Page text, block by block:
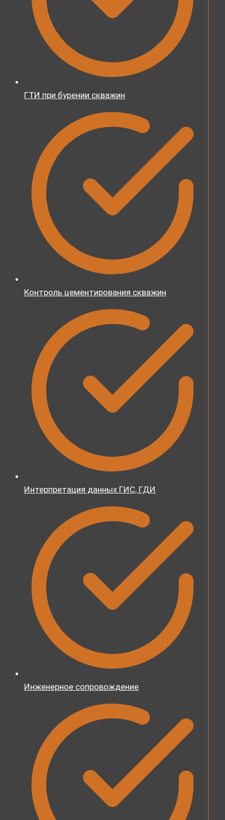
ГТИ при бурении скважин
Контроль цементирования скважин
Интерпретация данных ГИС, ГДИ
Инженерное сопровождение